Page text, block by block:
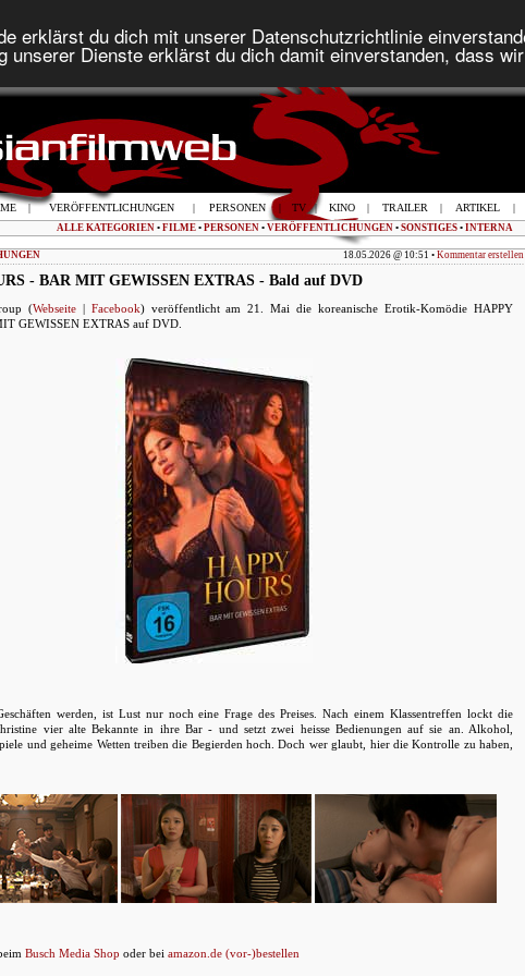
erklärst du dich mit unserer Datenschutzrichtlinie
unserer Dienste erklärst du dich damit einverstanden, dass
| VERÖFFENTLICHUNGEN | PERSONEN | TV | KINO | TRAILER | ARTIKEL |
ALLE KATEGORIEN • FILME • PERSONEN • VERÖFFENTLICHUNGEN • SONSTIGES • INTERNA
18.05.2026 @ 10:51 • Kommentar erstellen
- BAR MIT GEWISSEN EXTRAS - Bald auf DVD
(Webseite| Facebook) veröffentlicht am 21. Mai die koreanische Erotik-Komödie HAPPY
GEWISSEN EXTRAS auf DVD.
werden, ist Lust nur noch eine Frage des Preises. Nach einem Klassentreffen lockt die
vier alte Bekannte in ihre Bar - und setzt zwei heisse Bedienungen auf sie an. Alkohol,
und geheime Wetten treiben die Begierden hoch. Doch wer glaubt, hier die Kontrolle zu haben,
Busch Media Shop oder bei amazon.de (vor-)bestellen